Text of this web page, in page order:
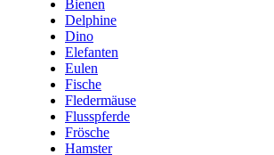
Bienen
Delphine
Dino
Elefanten
Eulen
Fische
Fledermäuse
Flusspferde
Frösche
Hamster